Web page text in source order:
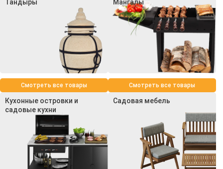
Тандыры
Смотреть все товары
Мангалы
Смотреть все товары
Кухонные островки и
садовые кухни
Садовая мебель